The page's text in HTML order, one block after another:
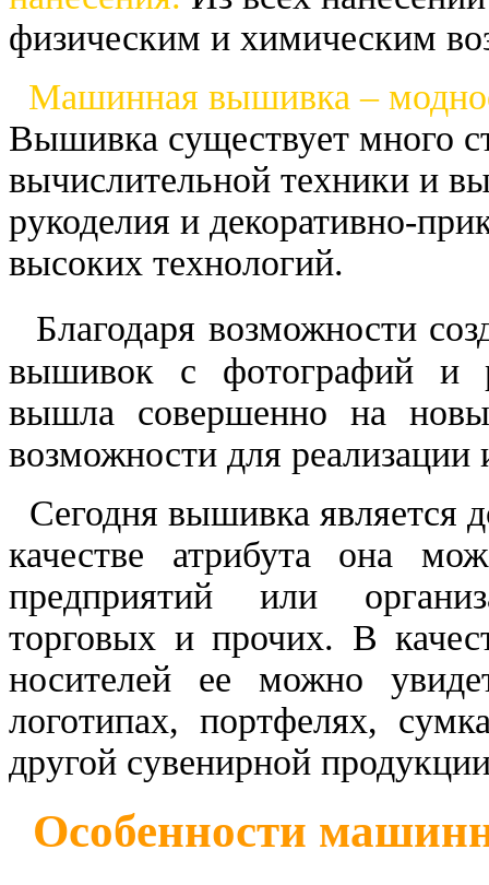
физическим и химическим
Машинная вышивка –
Вышивка существует много
вычислительной техники и
рукоделия и декоративно-
высоких технологий.
Благодаря возможности
вышивок с фотографий и
вышла совершенно на
возможности для реализации
Сегодня вышивка является
качестве атрибута она
предприятий или
торговых и прочих. В
носителей ее можно
логотипах, портфелях,
другой сувенирной
Особенности